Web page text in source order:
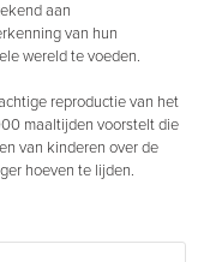
aan
van hun
wereld te voeden.
reproductie van het
maaltijden voorstelt die
van kinderen over de
hoeven te lijden.